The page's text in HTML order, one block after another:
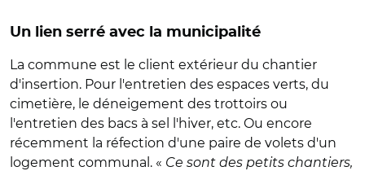
Un lien serré avec la municipalité
La commune est le client extérieur du chantier
d'insertion. Pour l'entretien des espaces verts, du
cimetière, le déneigement des trottoirs ou
l'entretien des bacs à sel l'hiver, etc. Ou encore
récemment la réfection d'une paire de volets d'un
logement communal. « Ce sont des petits chantiers,